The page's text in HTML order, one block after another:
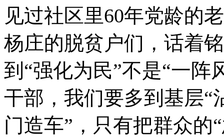
见过社区里60年党龄的
杨庄的脱贫户们，话着
到“强化为民”不是“一阵
干部，我们要多到基层“
门造车”，只有把群众的